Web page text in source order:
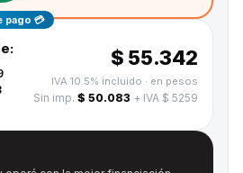
pago 💳
$ 55.342
IVA 10.5% incluido · en pesos
Sin imp. $ 50.083 + IVA $ 5259